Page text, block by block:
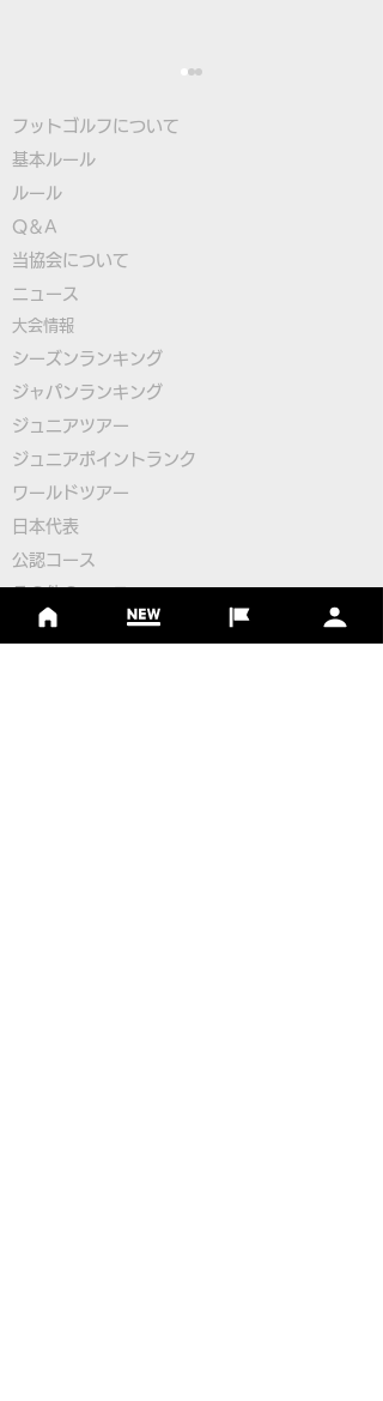
古田選手が8位タイで最
終日へ、フットゴルフ初
のユースW杯2日目終了
フットゴルフについて
基本ルール
ルール
Q＆A
​当協会について
​ニュース
大会情報
シーズンランキング
ジャパンランキング
ジュニアツアー
ジュニアポイントランク
​ワールドツアー
​​日本代表
公認コース
​その他のコース
フットゴルフコース導入について